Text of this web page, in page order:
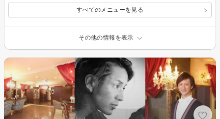
すべてのメニューを見る
その他の情報を表示